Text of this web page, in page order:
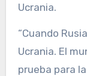
Ucrania.
“Cuando
Ucrania. El
prueba para